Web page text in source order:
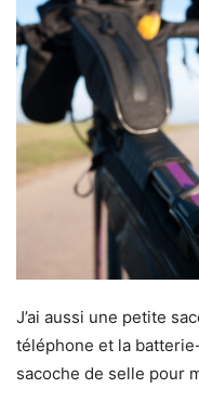
J’ai aussi une petite
téléphone et la
sacoche de selle pour